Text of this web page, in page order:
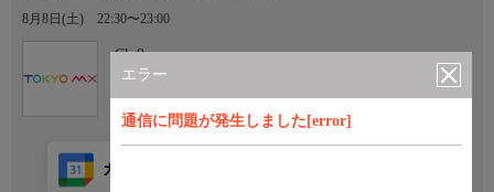
エラー
通信に問題が発生しました[error]
8月8日(土) 22:30〜23:00
Ch.9
TOKYO MX
カレンダー登録